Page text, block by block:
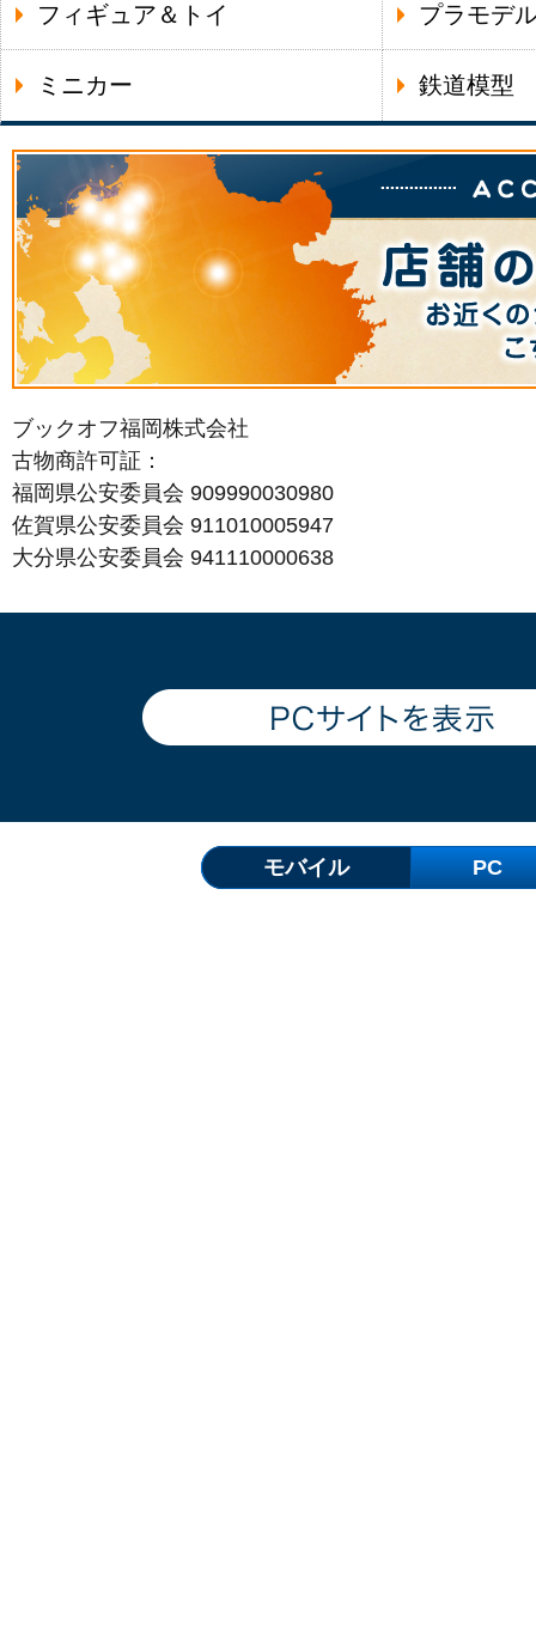
フィギュア＆トイ プラモデ
ミニカー 鉄道模型
ブックオフ福岡株式会社
古物商許可証：
福岡県公安委員会 909990030980
佐賀県公安委員会 911010005947
大分県公安委員会 941110000638
モバイル PC